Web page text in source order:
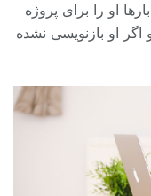
او را برای پروژه
او بازنویسی نشده